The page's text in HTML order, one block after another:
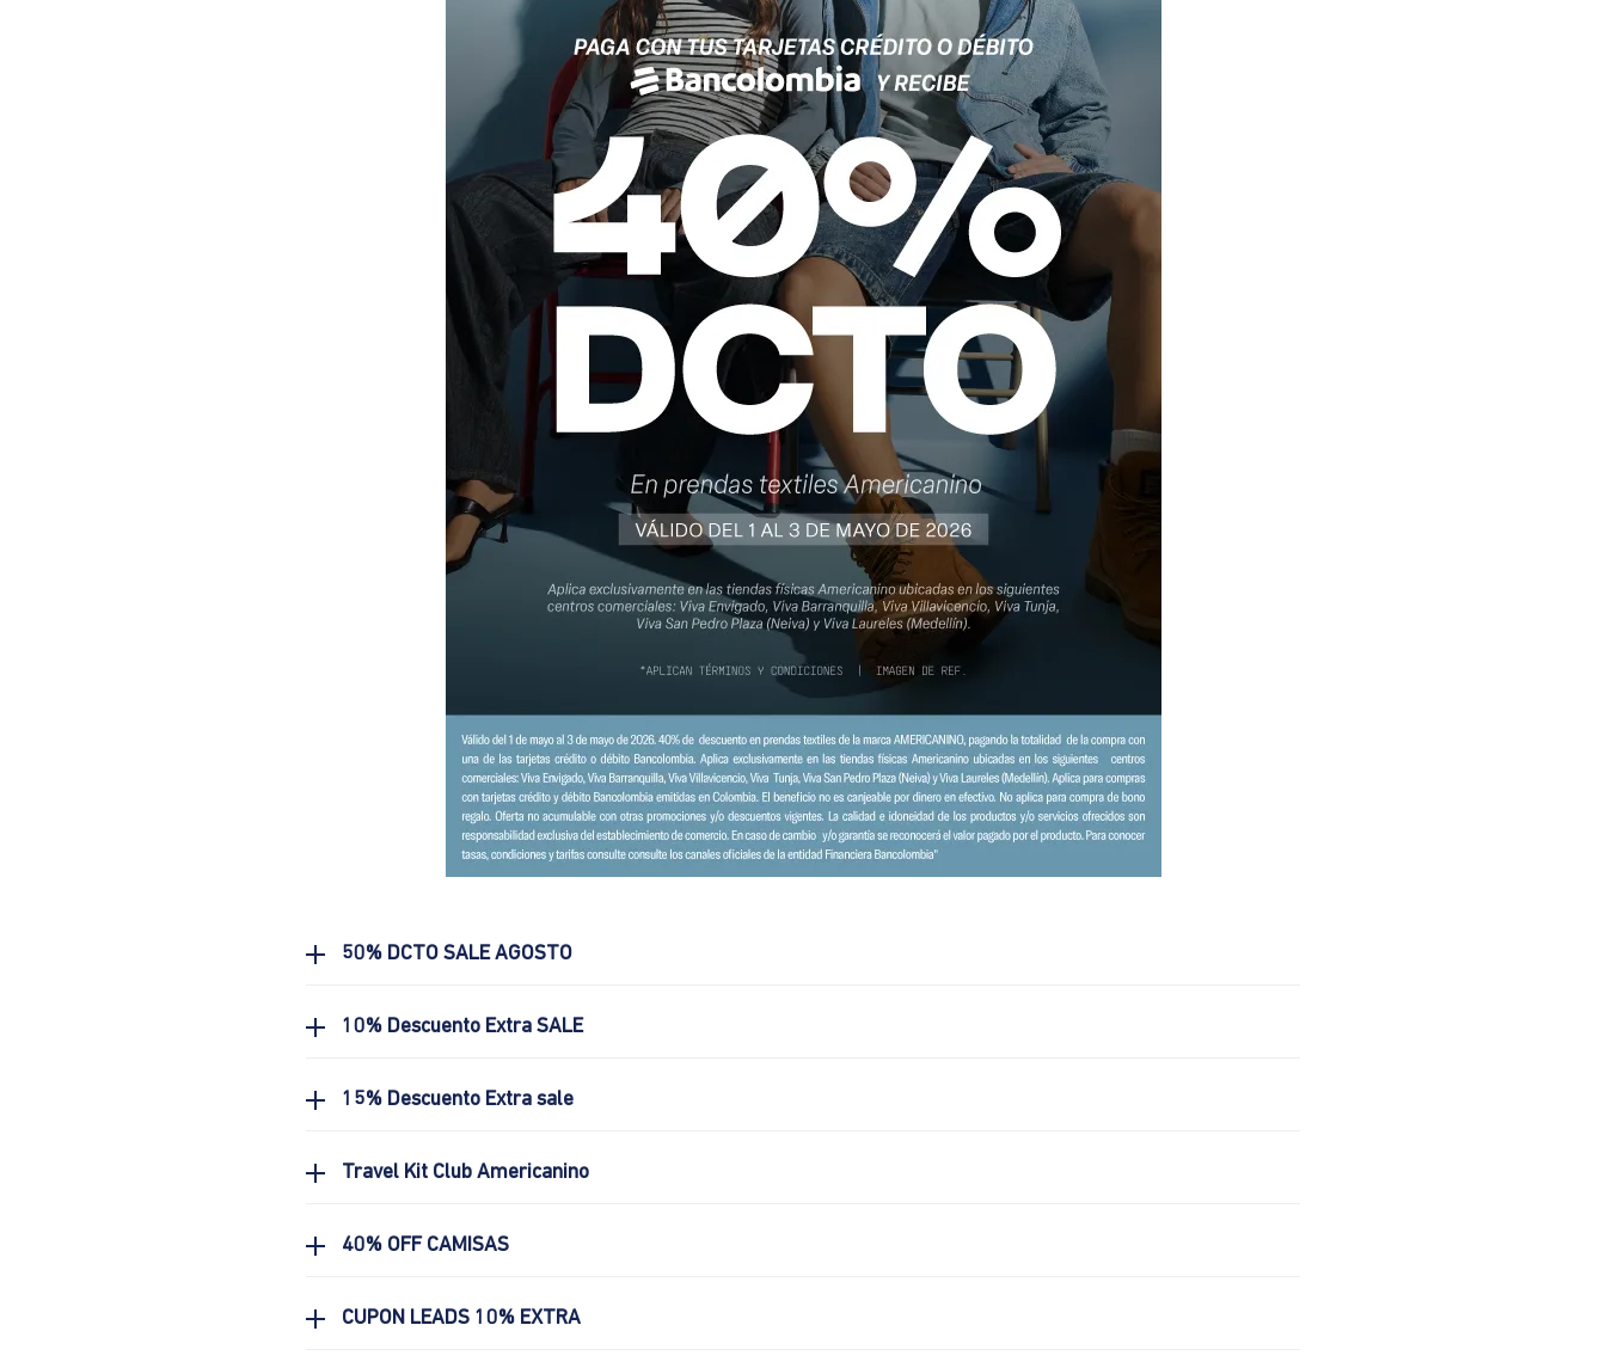
50% DCTO SALE AGOSTO
10% Descuento Extra SALE
15% Descuento Extra sale
Travel Kit Club Americanino
40% OFF CAMISAS
CUPON LEADS 10% EXTRA